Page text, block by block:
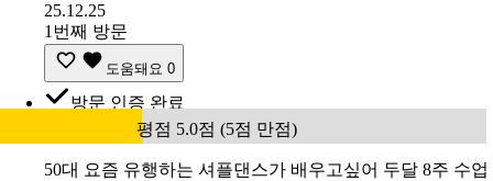
25.12.25
1번째 방문
도움돼요 0
방문 인증 완료
평점 5.0점 (5점 만점)
50대 요즘 유행하는 셔플댄스가 배우고싶어 두달 8주 수업